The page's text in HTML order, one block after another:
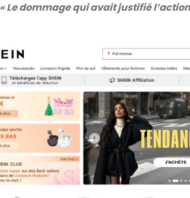
« Le dommage qui avait justifié